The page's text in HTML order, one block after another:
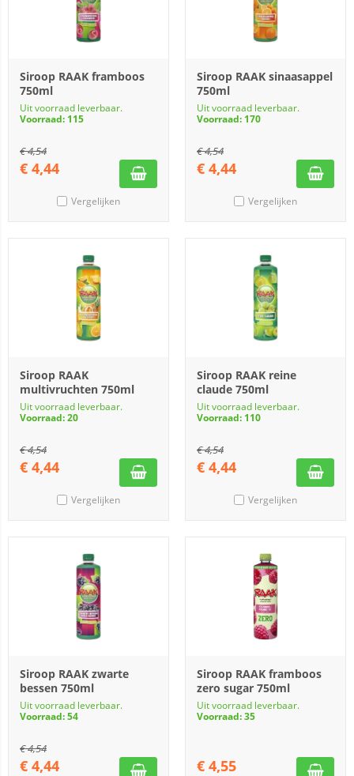
Siroop RAAK framboos
750ml
Uit voorraad leverbaar.
Voorraad: 115
€4,54
€ 4,44
Vergelijken
Siroop RAAK sinaasappel
750ml
Uit voorraad leverbaar.
Voorraad: 170
€4,54
€ 4,44
Vergelijken
Siroop RAAK
multivruchten 750ml
Uit voorraad leverbaar.
Voorraad: 20
€4,54
€ 4,44
Vergelijken
Siroop RAAK reine
claude 750ml
Uit voorraad leverbaar.
Voorraad: 110
€4,54
€ 4,44
Vergelijken
Siroop RAAK zwarte
bessen 750ml
Uit voorraad leverbaar.
Voorraad: 54
€4,54
€ 4,44
Siroop RAAK framboos
zero sugar 750ml
Uit voorraad leverbaar.
Voorraad: 35
€ 4,55